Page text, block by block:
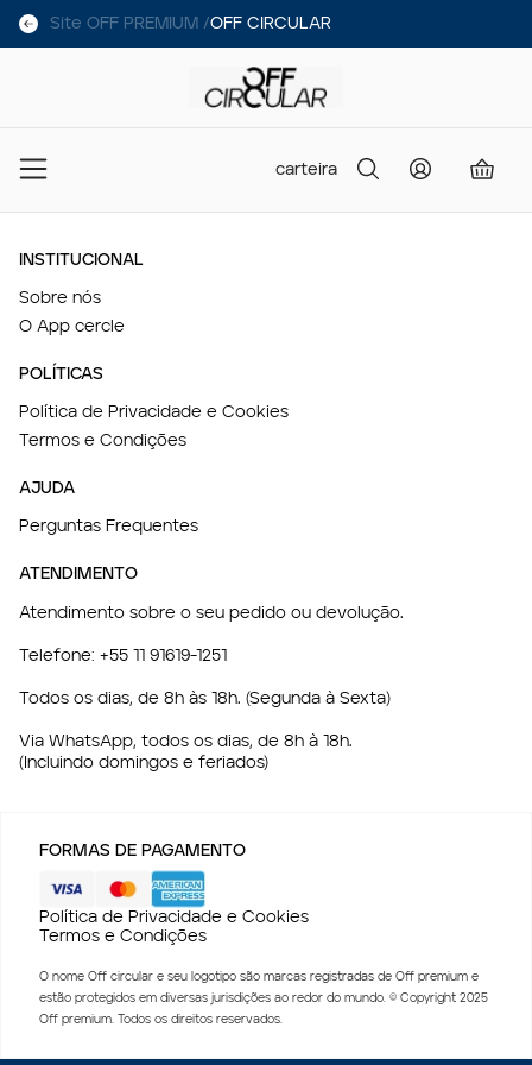
Site OFF PREMIUM /OFF CIRCULAR
carteira
INSTITUCIONAL
Sobre nós
O App cercle
POLÍTICAS
Política de Privacidade e Cookies
Termos e Condições
AJUDA
Perguntas Frequentes
ATENDIMENTO
Atendimento sobre o seu pedido ou devolução.
Telefone: +55 11 91619-1251
Todos os dias, de 8h às 18h. (Segunda à Sexta)
Via WhatsApp, todos os dias, de 8h à 18h.
(Incluindo domingos e feriados)
FORMAS DE PAGAMENTO
Política de Privacidade e Cookies
Termos e Condições
O nome Off circular e seu logotipo são marcas registradas de Off premium e
estão protegidos em diversas jurisdições ao redor do mundo. © Copyright 2025
Off premium. Todos os direitos reservados.